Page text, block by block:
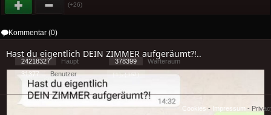
(+26)
Kommentar (0)
Hast du eigentlich DEIN ZIMMER aufgeräumt?!..
24218327 Haupt 378399
Warteraum
31377
Benutzer [ 1 ] - ( 1.57 )
Cookies - Impressum -